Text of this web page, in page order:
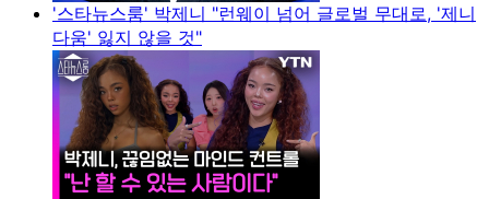
'스타뉴스룸' 박제니 "런웨이 넘어 글로벌 무대로, '제니
다움' 잃지 않을 것"